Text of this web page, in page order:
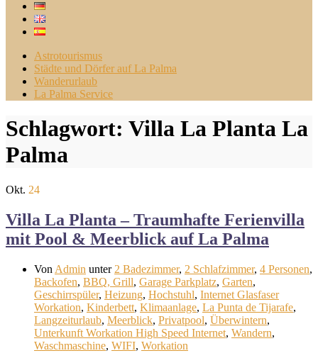
Astrotourismus
Städte und Dörfer auf La Palma
Wanderurlaub
La Palma Service
Schlagwort: Villa La Planta La
Palma
Okt. 24
Villa La Planta – Traumhafte Ferienvilla
mit Pool & Meerblick auf La Palma
Von Admin unter 2 Badezimmer, 2 Schlafzimmer, 4 Personen,
Backofen, BBQ, Grill, Garage Parkplatz, Garten,
Geschirrspüler, Heizung, Hochstuhl, Internet Glasfaser
Workation, Kinderbett, Klimaanlage, La Punta de Tijarafe,
Langzeiturlaub, Meerblick, Privatpool, Überwintern,
Unterkunft Workation High Speed Internet, Wandern,
Waschmaschine, WIFI, Workation